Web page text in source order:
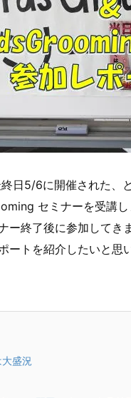
日5/6に開催された、
セミナーを受講
ー終了後に参加して
ートを紹介したいと思
盛況